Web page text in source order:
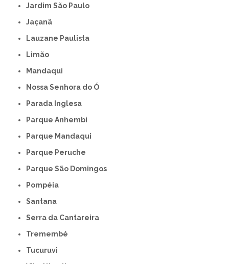
Jardim São Paulo
Jaçanã
Lauzane Paulista
Limão
Mandaqui
Nossa Senhora do Ó
Parada Inglesa
Parque Anhembi
Parque Mandaqui
Parque Peruche
Parque São Domingos
Pompéia
Santana
Serra da Cantareira
Tremembé
Tucuruvi